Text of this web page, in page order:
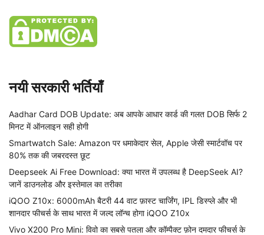
नयी सरकारी भर्तियाँ
Aadhar Card DOB Update: अब आपके आधार कार्ड की गलत DOB सिर्फ 2
मिनट में ऑनलाइन सही होगी
Smartwatch Sale: Amazon पर धमाकेदार सेल, Apple जेसी स्मार्टवॉच पर
80% तक की जबरदस्त छूट
Deepseek Ai Free Download: क्या भारत में उपलब्ध है DeepSeek AI?
जानें डाउनलोड और इस्तेमाल का तरीका
iQOO Z10x: 6000mAh बैटरी 44 वाट फ़ास्ट चार्जिंग, IPL डिस्प्ले और भी
शानदार फीचर्स के साथ भारत में जल्द लॉन्च होगा iQOO Z10x
Vivo X200 Pro Mini: विवो का सबसे पतला और कॉम्पैक्ट फ़ोन दमदार फीचर्स के